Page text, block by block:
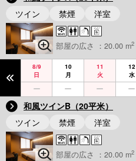
ツイン
禁煙 洋室
部屋の広さ ：20.00 m2
8/9
日
10
月
11
火
12
水
和風ツインB（20平米）
ツイン
禁煙 洋室
部屋の広さ ：20.00 m2